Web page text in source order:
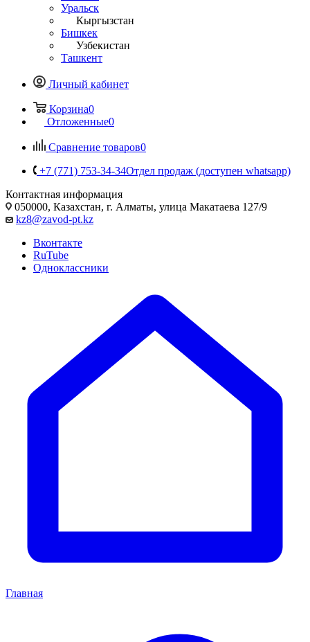
Уральск
Кыргызстан
Бишкек
Узбекистан
Ташкент
Личный кабинет
Корзина0
Отложенные0
Сравнение товаров0
+7 (771) 753-34-34Отдел продаж (доступен whatsapp)
Контактная информация
050000, Казахстан, г. Алматы, улица Макатаева 127/9
kz8@zavod-pt.kz
Вконтакте
RuTube
Одноклассники
Главная